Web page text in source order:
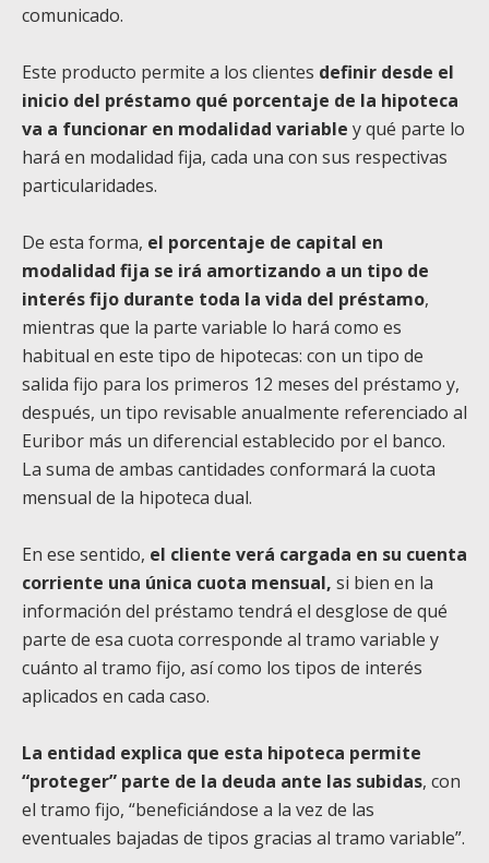
comunicado.
Este producto permite a los clientes definir desde el
inicio del préstamo qué porcentaje de la hipoteca
va a funcionar en modalidad variable y qué parte lo
hará en modalidad fija, cada una con sus respectivas
particularidades.
De esta forma, el porcentaje de capital en
modalidad fija se irá amortizando a un tipo de
interés fijo durante toda la vida del préstamo,
mientras que la parte variable lo hará como es
habitual en este tipo de hipotecas: con un tipo de
salida fijo para los primeros 12 meses del préstamo y,
después, un tipo revisable anualmente referenciado al
Euribor más un diferencial establecido por el banco.
La suma de ambas cantidades conformará la cuota
mensual de la hipoteca dual.
En ese sentido, el cliente verá cargada en su cuenta
corriente una única cuota mensual, si bien en la
información del préstamo tendrá el desglose de qué
parte de esa cuota corresponde al tramo variable y
cuánto al tramo fijo, así como los tipos de interés
aplicados en cada caso.
La entidad explica que esta hipoteca permite
“proteger” parte de la deuda ante las subidas, con
el tramo fijo, “beneficiándose a la vez de las
eventuales bajadas de tipos gracias al tramo variable”.